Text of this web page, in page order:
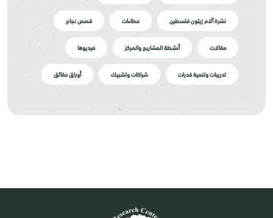
نشرة آلام زيتون فلسطين عطاءات قصص نجاح
مقالات أنشطة المشاريع والمركز فيديوها
تدريبات وتنمية قدرات شراكات وتشبيك أوراق حقائق